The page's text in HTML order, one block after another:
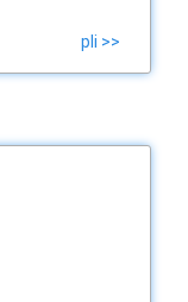
pli >>